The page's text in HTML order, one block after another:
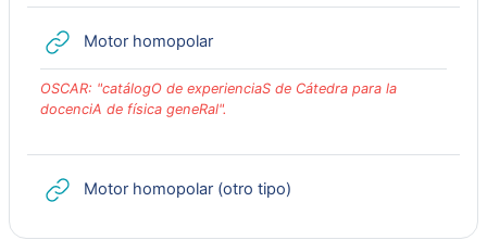
Motor homopolarURL
OSCAR: "catálogO de experienciaS de Cátedra para la
docenciA de física geneRal".
Motor homopolar (otro tipo)